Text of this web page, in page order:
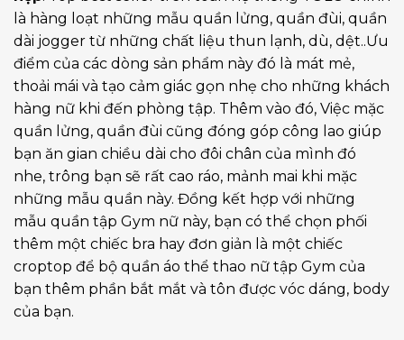
là hàng loạt những mẫu quần lửng, quần đùi, quần
dài jogger từ những chất liệu thun lạnh, dù, dệt..Ưu
điểm của các dòng sản phẩm này đó là mát mẻ,
thoải mái và tạo cảm giác gọn nhẹ cho những khách
hàng nữ khi đến phòng tập. Thêm vào đó, Việc mặc
quần lửng, quần đùi cũng đóng góp công lao giúp
bạn ăn gian chiều dài cho đôi chân của mình đó
nhe, trông bạn sẽ rất cao ráo, mảnh mai khi mặc
những mẫu quần này. Đồng kết hợp với những
mẫu quần tập Gym nữ này, bạn có thể chọn phối
thêm một chiếc bra hay đơn giản là một chiếc
croptop để bộ quần áo thể thao nữ tập Gym của
bạn thêm phần bắt mắt và tôn được vóc dáng, body
của bạn.